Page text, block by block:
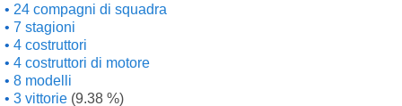
24 compagni di squadra
7 stagioni
4 costruttori
4 costruttori di motore
8 modelli
3 vittorie (9.38 %)